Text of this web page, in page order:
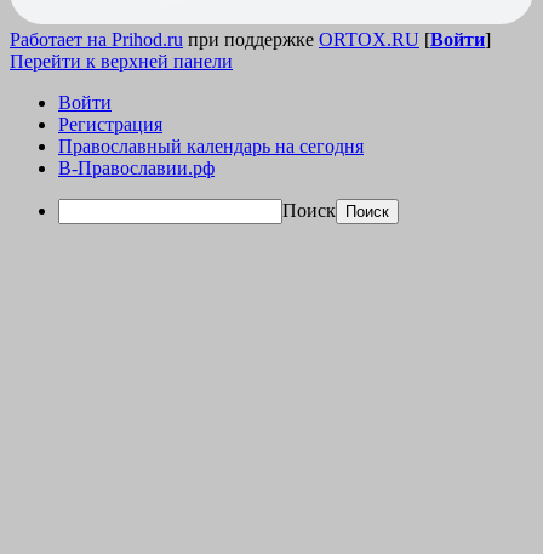
Работает на Prihod.ru при поддержке ORTOX.RU [Войти]
Перейти к верхней панели
Войти
Регистрация
Православный календарь на сегодня
В-Православии.рф
Поиск